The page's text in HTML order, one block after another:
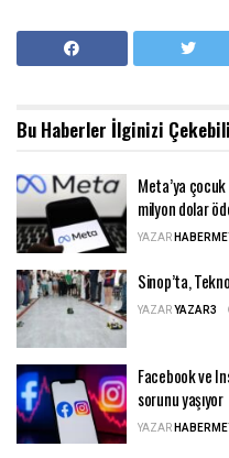
Bu Haberler İlginizi
Meta’ya
milyon dolar
YAZAR
Sinop’ta,
YAZARYAZAR3
Facebook ve
sorunu yaşıyor
YAZAR